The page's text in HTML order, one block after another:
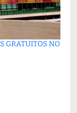
GRATUITOS NO